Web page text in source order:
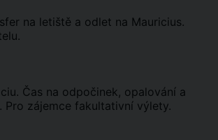
na letiště a odlet na Mauricius.
Čas na odpočinek, opalování a
Pro zájemce fakultativní výlety.